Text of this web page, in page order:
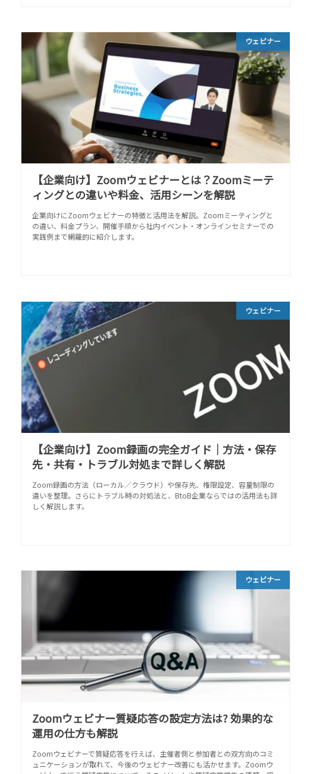
ウェビナー
【企業向け】Zoomウェビナーとは？Zoomミーテ
ィングとの違いや料金、活用シーンを解説
企業向けにZoomウェビナーの特徴と活用法を解説。Zoomミーティングと
の違い、料金プラン、開催手順から社内イベント・オンラインセミナーでの
実践例まで網羅的に紹介します。
ウェビナー
【企業向け】Zoom録画の完全ガイド｜方法・保存
先・共有・トラブル対処まで詳しく解説
Zoom録画の方法（ローカル／クラウド）や保存先、権限設定、容量制限の
違いを整理。さらにトラブル時の対処法と、BtoB企業ならではの活用法も詳
しく解説します。
ウェビナー
Zoomウェビナー質疑応答の設定方法は? 効果的な
運用の仕方も解説
Zoomウェビナーで質疑応答を行えば、主催者側と参加者との双方向のコミ
ュニケーションが取れて、今後のウェビナー改善にも活かせます。Zoomウ